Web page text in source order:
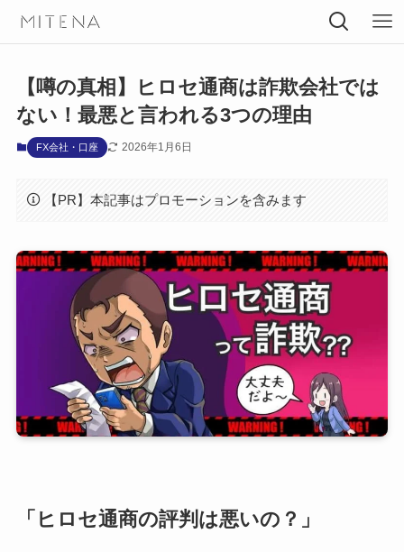
【噂の真相】ヒロセ通商は詐欺会社では
ない！最悪と言われる3つの理由
FX会社・口座 2026年1月6日
【PR】本記事はプロモーションを含みます
「ヒロセ通商の評判は悪いの？」